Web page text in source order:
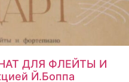
ДЛЯ ФЛЕЙТЫ И
Й.Боппа